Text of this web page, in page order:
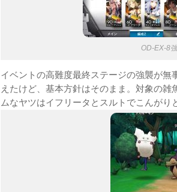
OD-EX-8
イベントの高難度最終ステージの強襲が
えたけど、基本方針はそのまま。対象の雑
ムなヤツはイフリータとスルトでこんがり